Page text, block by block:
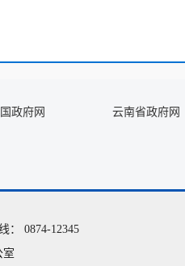
政府网 云南省政府网
： 0874-12345
室